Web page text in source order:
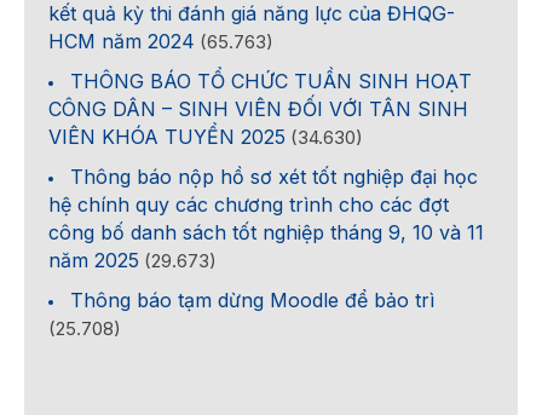
kết quả kỳ thi đánh giá năng lực của ĐHQG-
HCM năm 2024 (65.763)
THÔNG BÁO TỔ CHỨC TUẦN SINH HOẠT
CÔNG DÂN – SINH VIÊN ĐỐI VỚI TÂN SINH
VIÊN KHÓA TUYỂN 2025 (34.630)
Thông báo nộp hồ sơ xét tốt nghiệp đại học
hệ chính quy các chương trình cho các đợt
công bố danh sách tốt nghiệp tháng 9, 10 và 11
năm 2025 (29.673)
Thông báo tạm dừng Moodle để bảo trì
(25.708)